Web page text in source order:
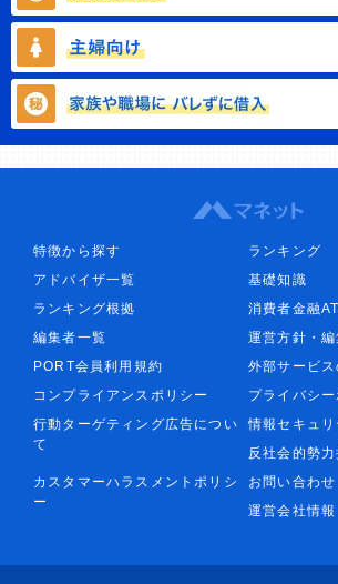
特徴から探す
ランキング
アドバイザ一覧
基礎知識
ランキング根拠
消費者金融
編集者一覧
運営方針・
PORT会員利用規約
外部サービ
コンプライアンスポリシー
プライバシ
行動ターゲティング広告につい
て
情報セキュ
反社会的勢
カスタマーハラスメントポリシ
ー
お問い合わせ
運営会社情報